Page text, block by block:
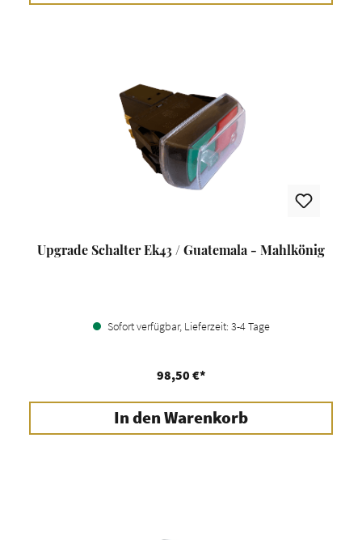
Upgrade Schalter Ek43 / Guatemala - Mahlkönig
Sofort verfügbar, Lieferzeit: 3-4 Tage
98,50 €*
In den Warenkorb